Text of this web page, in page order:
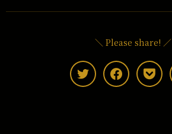
＼ Please share! ／